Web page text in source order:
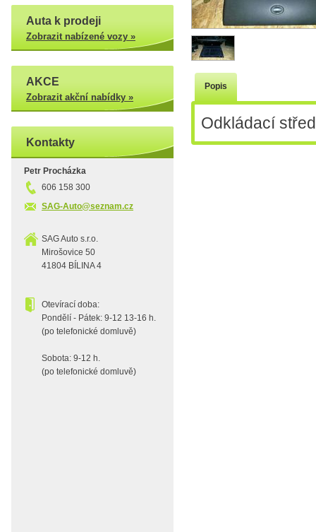
Auta k prodeji
Zobrazit nabízené vozy »
AKCE
Zobrazit akční nabídky »
Kontakty
Petr Procházka
606 158 300
SAG-Auto@seznam.cz
SAG Auto s.r.o.
Mirošovice 50
41804 BÍLINA 4
Otevírací doba:
Pondělí - Pátek: 9-12 13-16 h.
(po telefonické domluvě)
Sobota: 9-12 h.
(po telefonické domluvě)
Popis
Odkládací